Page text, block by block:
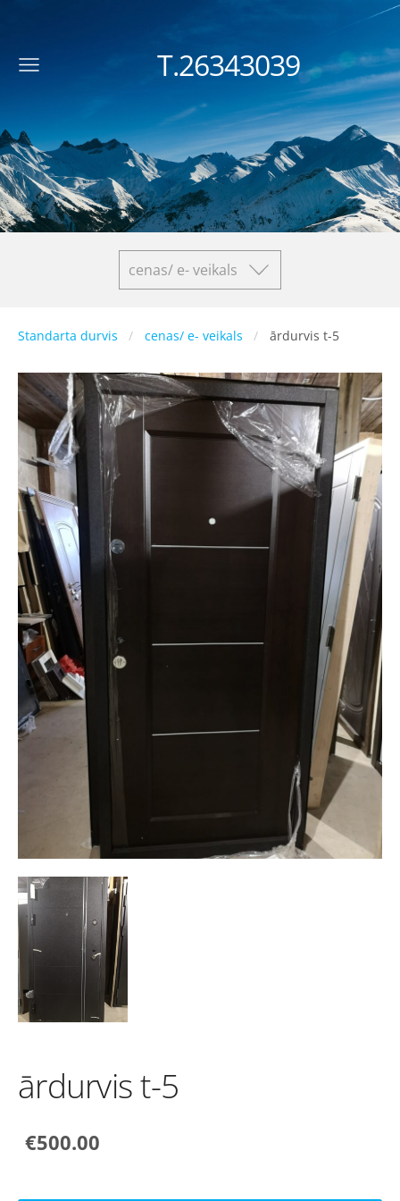
T.26343039
cenas/ e- veikals
Standarta durvis cenas/ e- veikals ārdurvis t-5
ārdurvis t-5
€500.00